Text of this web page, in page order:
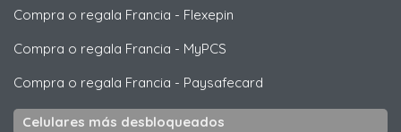
Compra o regala Francia - Flexepin
Compra o regala Francia - MyPCS
Compra o regala Francia - Paysafecard
Celulares más desbloqueados